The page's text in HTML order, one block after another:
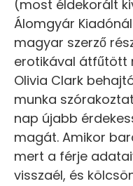
(most éldekorált
Álomgyár
magyar szerző
erotikával átfűtött
Olivia Clark
munka
nap újabb
magát. Amikor
mert a férje
visszaél, és